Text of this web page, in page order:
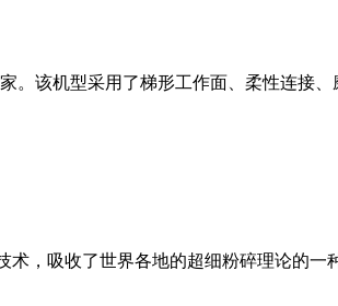
该机型采用了梯形工作面、柔性连接
，吸收了世界各地的超细粉碎理论的